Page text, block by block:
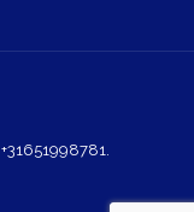
+31651998781.